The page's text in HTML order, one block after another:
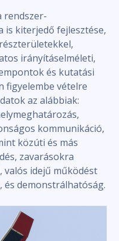
rendszer-
is kiterjedő fejlesztése,
irányításelméleti,
és kutatási
figyelembe vételre
az alábbiak:
kommunikáció,
közúti és más
zavarásokra
valós idejű működést
és demonstrálhatóság.